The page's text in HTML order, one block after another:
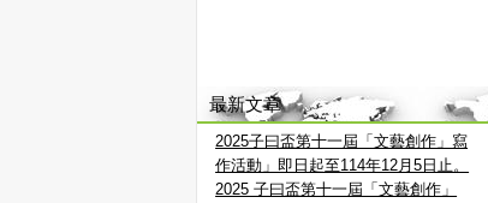
最新文章
2025子曰盃第十一屆「文藝創作」寫
作活動」即日起至114年12月5日止。
2025 子曰盃第十一屆「文藝創作」